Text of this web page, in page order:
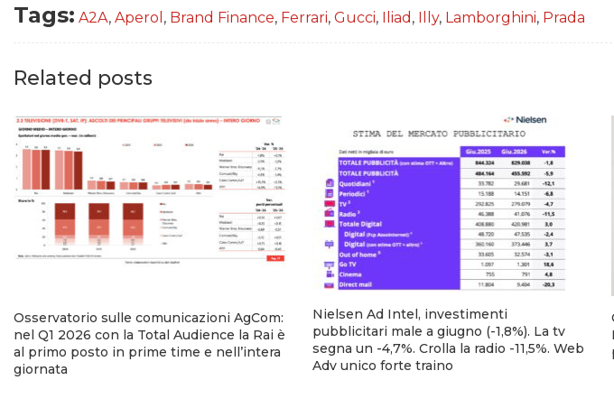
Tags: A2A, Aperol , Brand Finance, Ferrari, Gucci, Iliad , Illy, Lamborghini, Prada
Related posts
Osservatorio sulle comunicazioni AgCom:
nel Q1 2026 con la Total Audience la Rai è
al primo posto in prime time e nell’intera
giornata
Nielsen Ad Intel, investimenti
pubblicitari male a giugno (-1,8%). La tv
segna un -4,7%. Crolla la radio -11,5%. Web
Adv unico forte traino